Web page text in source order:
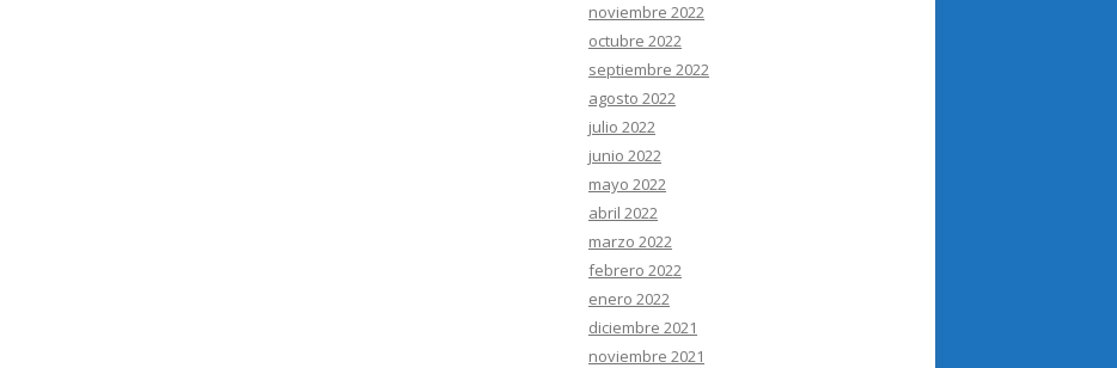
noviembre 2022
octubre 2022
septiembre 2022
agosto 2022
julio 2022
junio 2022
mayo 2022
abril 2022
marzo 2022
febrero 2022
enero 2022
diciembre 2021
noviembre 2021